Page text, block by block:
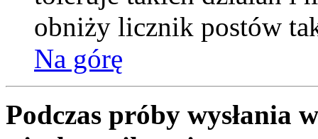
obniży licznik postów
Na górę
Podczas próby wysłania